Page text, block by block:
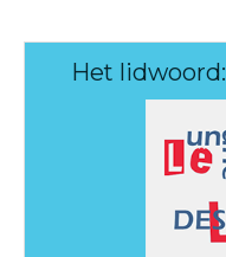
Het lidwoord: